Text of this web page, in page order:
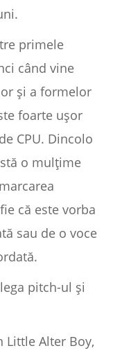
primele
când vine
și a formelor
foarte ușor
CPU. Dincolo
o mulțime
că este vorba
sau de o voce
pitch-ul și
Alter Boy,